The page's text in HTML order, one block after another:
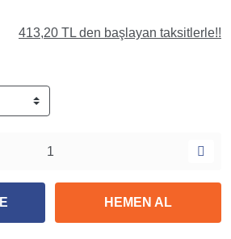
413,20 TL den başlayan taksitlerle!!
HEMEN AL